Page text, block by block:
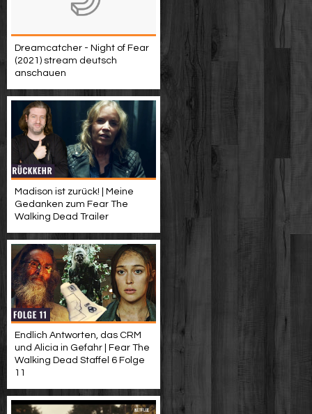
Dreamcatcher - Night of Fear
(2021) stream deutsch
anschauen
Madison ist zurück! | Meine
Gedanken zum Fear The
Walking Dead Trailer
Endlich Antworten, das CRM
und Alicia in Gefahr | Fear The
Walking Dead Staffel 6 Folge
11